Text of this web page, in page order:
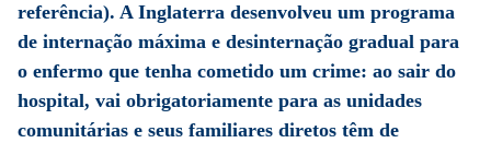
referência). A Inglaterra desenvolveu um programa
de internação máxima e desinternação gradual para
o enfermo que tenha cometido um crime: ao sair do
hospital, vai obrigatoriamente para as unidades
comunitárias e seus familiares diretos têm de